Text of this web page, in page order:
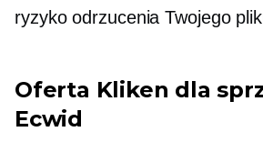
ryzyko odrzucenia Twojego
Oferta Kliken dla
Ecwid